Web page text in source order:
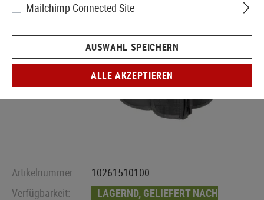
Artikelnummer:
10261510100
Verfügbarkeit:
LAGERND, GELIEFERT NACH
Mailchimp Connected Site
AUSWAHL SPEICHERN
ALLE AKZEPTIEREN